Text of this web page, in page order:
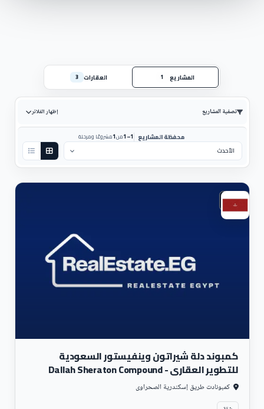
المشاريع 1 العقارات 3
تصفية المشاريع إظهار الفلاتر
محفظة المشاريع 1–1 من1مشروعًا ومرحلة
سكني
كمبوند دلة شيراتون وينفيستور السعودية
للتطوير العقاري - Dallah Sheraton Compound
كمبونادت طريق إسكندرية الصحراوى